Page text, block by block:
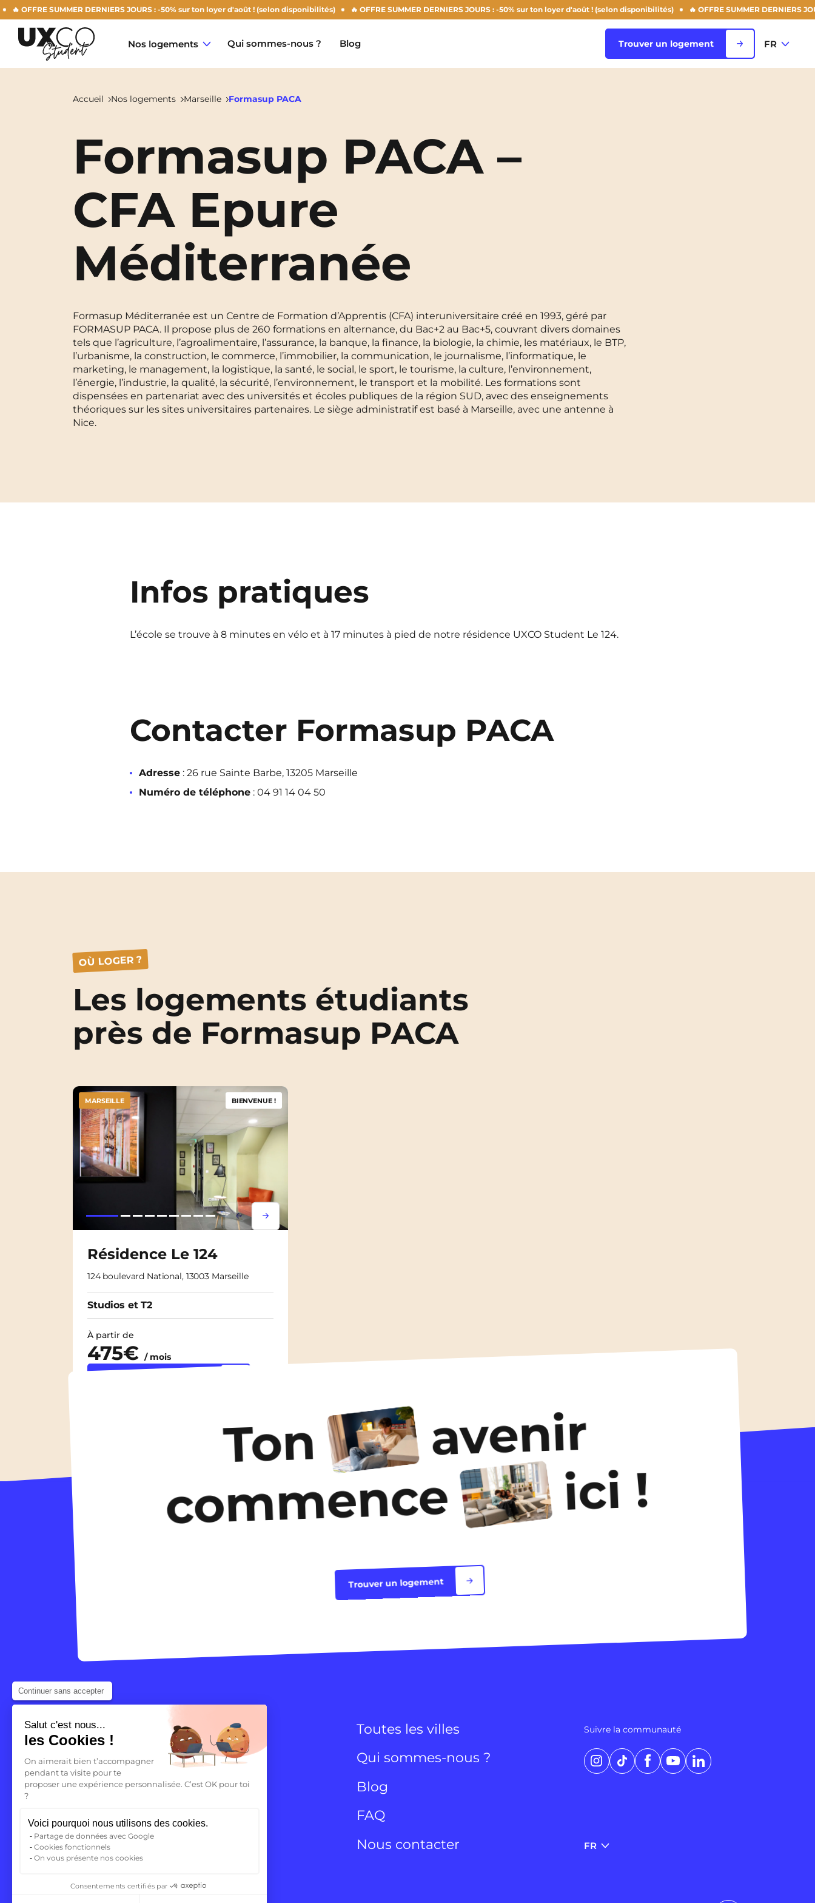
OFFRE SUMMER DERNIERS JOURS : -50% sur ton loyer d'août ! (selon disponibilités) 🔥 OFFRE SUMMER DERNIERS JOURS : -50% sur ton loyer d'août ! (selon disponibilités) 🔥 OFFRE SUMMER DERNIERS
Nos logements
Archamps
Aulnoy-Lez-Valenciennes
Béziers
Bezons NEW!
Bordeaux
Boulogne-Billancourt
Brest
Caen
Clermont-Ferrand
Chambéry NEW!
Dijon
Gradignan
Grenoble
Le Havre
Lille
Limoges
Lomme
Marseille
Montpellier
Palaiseau
Paris
Pau
Reims
Tours
Valenciennes
Vichy
Villejuif
Qui sommes-nous ? Blog Trouver un logement FR
Accueil Nos logements Marseille Formasup PACA
Formasup PACA –
CFA Epure
Méditerranée
Formasup Méditerranée est un Centre de Formation d’Apprentis (CFA) interuniversitaire créé en 1993, géré par
FORMASUP PACA. Il propose plus de 260 formations en alternance, du Bac+2 au Bac+5, couvrant divers domaines
tels que l’agriculture, l’agroalimentaire, l’assurance, la banque, la finance, la biologie, la chimie, les matériaux, le BTP,
l’urbanisme, la construction, le commerce, l’immobilier, la communication, le journalisme, l’informatique, le
marketing, le management, la logistique, la santé, le social, le sport, le tourisme, la culture, l’environnement,
l’énergie, l’industrie, la qualité, la sécurité, l’environnement, le transport et la mobilité. Les formations sont
dispensées en partenariat avec des universités et écoles publiques de la région SUD, avec des enseignements
théoriques sur les sites universitaires partenaires. Le siège administratif est basé à Marseille, avec une antenne à
Nice. ​
Infos pratiques
L’école se trouve à 8 minutes en vélo et à 17 minutes à pied de notre résidence UXCO Student Le 124.
Contacter Formasup PACA
Adresse: 26 rue Sainte Barbe, 13205 Marseille
Numéro de téléphone: 04 91 14 04 50
OÙ LOGER ?
Les logements étudiants
près de Formasup PACA
Lorem ipsumLorem ipsum
MARSEILLE BIENVENUE !
Résidence Le 124
124 boulevard National, 13003 Marseille
Studios et T2
À partir de
475€ / mois
Ton avenir
commence ici !
Trouver un logement
Ton avenir
ici
Toutes les villes
Qui sommes-nous ?
Blog
FAQ
Nous contacter
Suivre la communauté
Instagram
TikTokFacebookYouTubeLinkedIn
FR
Continuer sans accepter
Salut c'est nous...
les Cookies !
On aimerait bien t’accompagner
pendant ta visite pour te
proposer une expérience personnalisée. C’est OK pour toi
?
Voici pourquoi nous utilisons des cookies.
Partage de données avec Google
Cookies fonctionnels
On vous présente nos cookies
Consentements certifiés par